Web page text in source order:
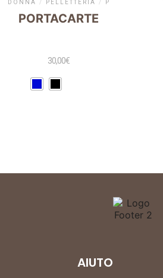
DONNA / PELLETTERIA / PELLETTERIA
PORTACARTE
30,00€
AIUTO